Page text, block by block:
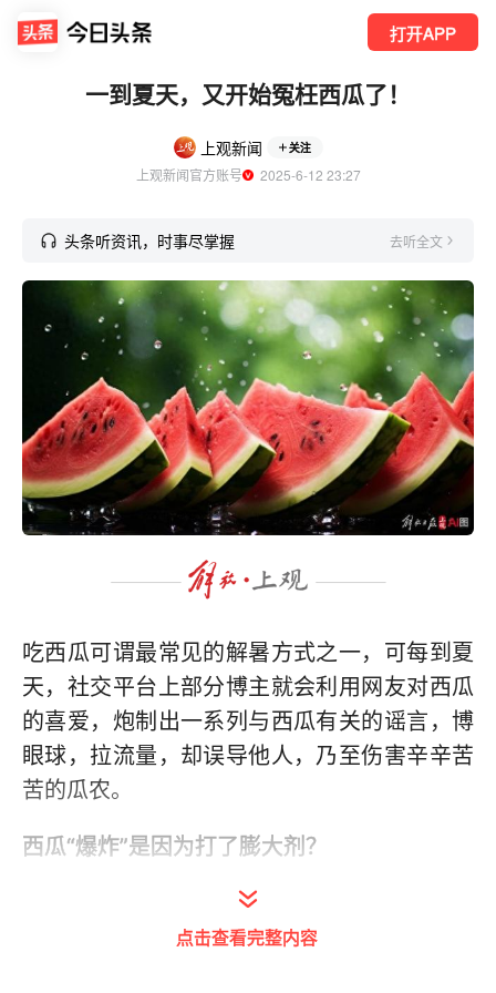
打开APP
一到夏天，又开始冤枉西瓜了！
上观新闻 关注
上观新闻官方账号
  2025-6-12 23:27
头条听资讯，时事尽掌握 去听全文
吃西瓜可谓最常见的解暑方式之一，可每到夏
天，社交平台上部分博主就会利用网友对西瓜
的喜爱，炮制出一系列与西瓜有关的谣言，博
眼球，拉流量，却误导他人，乃至伤害辛辛苦
苦的瓜农。
西瓜“爆炸”是因为打了膨大剂？
最近，有关“膨大剂致西瓜‘爆炸’”的说法在网上
传播，有博主还煞有介事地介绍“怎样辨别西瓜
点击查看完整内容